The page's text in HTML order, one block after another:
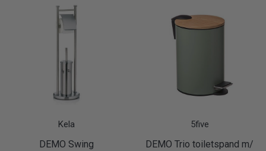
Kela
DEMO Swing
5five
DEMO Trio toiletspand m/